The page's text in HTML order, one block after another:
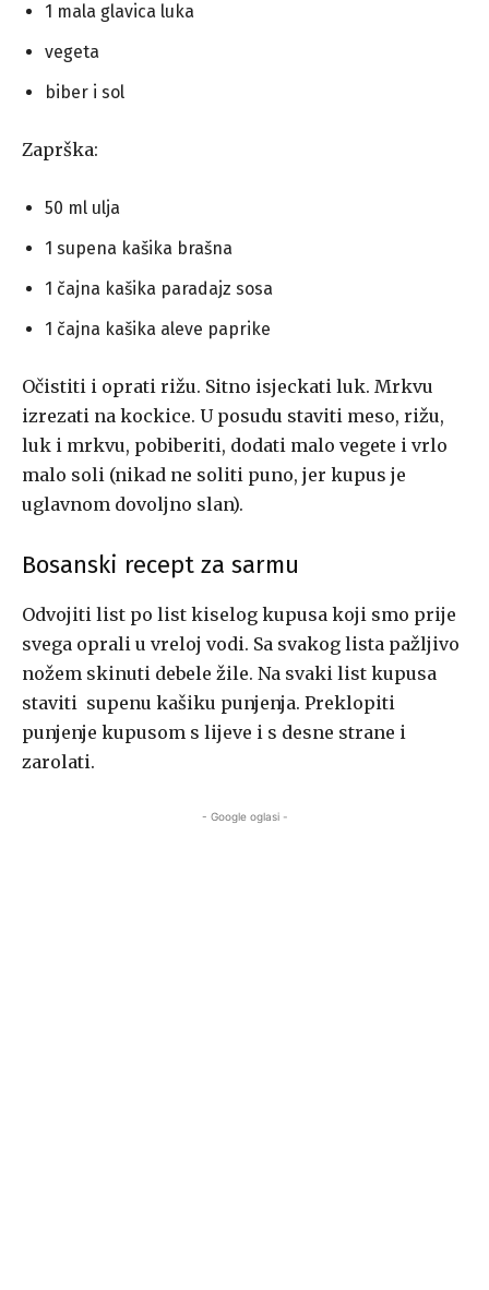
1 mala glavica luka
vegeta
biber i sol
Zaprška:
50 ml ulja
1 supena kašika brašna
1 čajna kašika paradajz sosa
1 čajna kašika aleve paprike
Očistiti i oprati rižu. Sitno isjeckati luk. Mrkvu
izrezati na kockice. U posudu staviti meso, rižu,
luk i mrkvu, pobiberiti, dodati malo vegete i vrlo
malo soli (nikad ne soliti puno, jer kupus je
uglavnom dovoljno slan).
Bosanski recept za sarmu
Odvojiti list po list kiselog kupusa koji smo prije
svega oprali u vreloj vodi. Sa svakog lista pažljivo
nožem skinuti debele žile. Na svaki list kupusa
staviti supenu kašiku punjenja. Preklopiti
punjenje kupusom s lijeve i s desne strane i
zarolati.
- Google oglasi -